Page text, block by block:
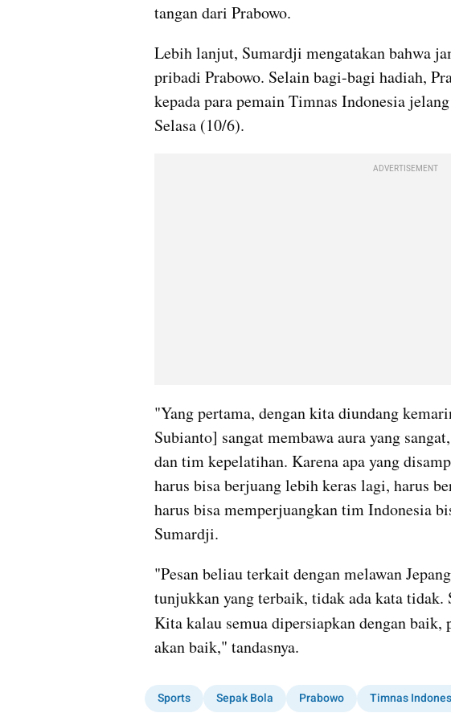
tangan dari Prabowo.
Lebih lanjut, Sumardji mengatakan bahwa
pribadi Prabowo. Selain bagi-bagi hadiah,
kepada para pemain Timnas Indonesia
Selasa (10/6).
ADVERTISEMENT
"Yang pertama, dengan kita diundang
Subianto] sangat membawa aura yang
dan tim kepelatihan. Karena apa yang
harus bisa berjuang lebih keras lagi, harus
harus bisa memperjuangkan tim Indonesia
Sumardji.
"Pesan beliau terkait dengan melawan
tunjukkan yang terbaik, tidak ada kata tidak.
Kita kalau semua dipersiapkan dengan baik,
akan baik," tandasnya.
Sports Sepak Bola Prabowo Timnas